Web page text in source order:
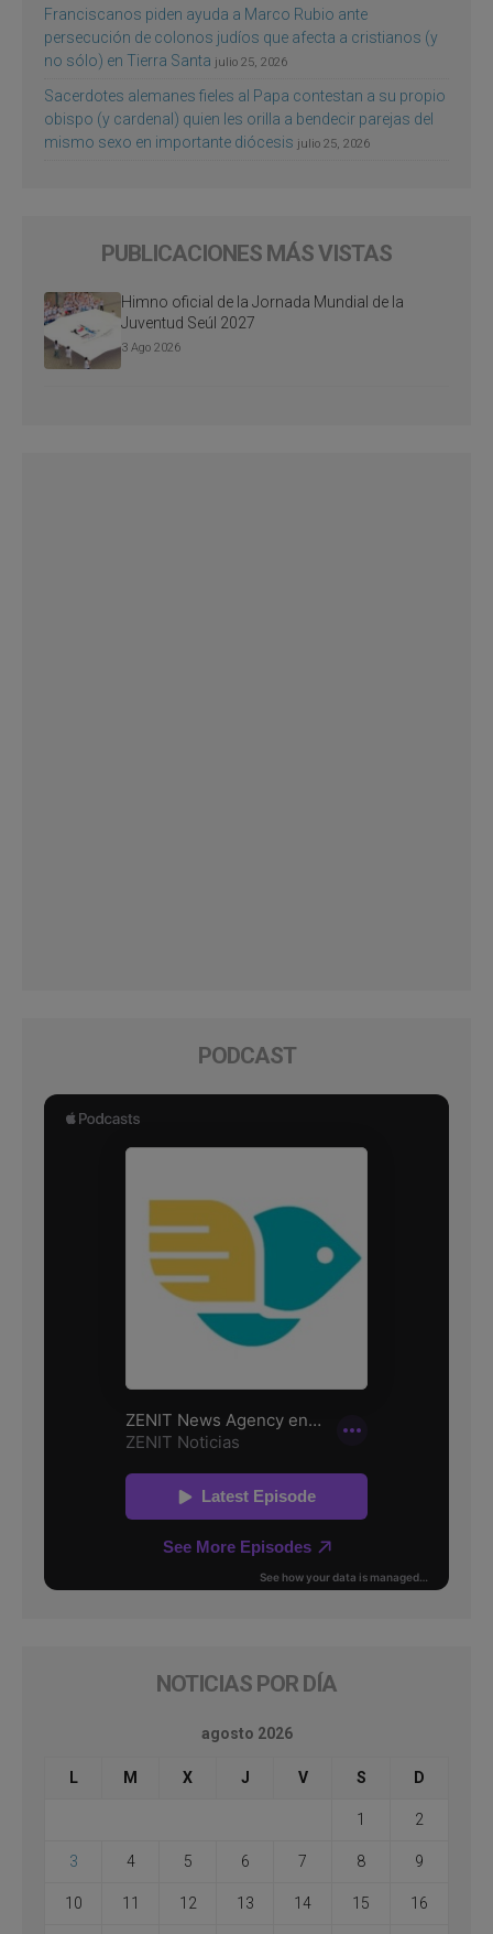
Franciscanos piden ayuda a Marco Rubio ante
persecución de colonos judíos que afecta a cristianos (y
no sólo) en Tierra Santa julio 25, 2026
Sacerdotes alemanes fieles al Papa contestan a su propio
obispo (y cardenal) quien les orilla a bendecir parejas del
mismo sexo en importante diócesis julio 25, 2026
PUBLICACIONES MÁS VISTAS
Himno oficial de la Jornada Mundial de la
Juventud Seúl 2027
3 Ago 2026
PODCAST
NOTICIAS POR DÍA
agosto 2026
L M X J V S D
1 2
3 4 5 6 7 8 9
10 11 12 13 14 15 16